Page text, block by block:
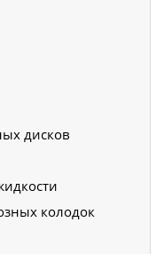
дисков
колодок